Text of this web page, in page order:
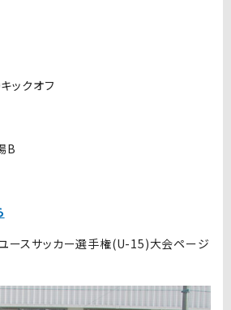
ックオフ
B
ースサッカー選手権(U-15)大会ページ